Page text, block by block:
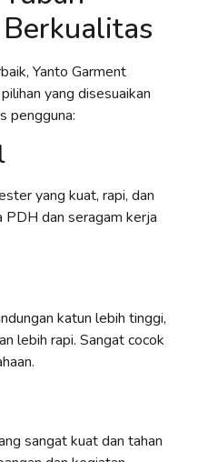
Yanto Garment
yang disesuaikan
pengguna:
yang kuat, rapi, dan
PDH dan seragam kerja
katun lebih tinggi,
lebih rapi. Sangat cocok
sangat kuat dan tahan